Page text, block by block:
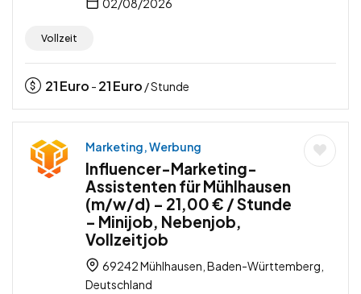
02/08/2026
Vollzeit
21Euro - 21Euro / Stunde
Marketing, Werbung
Influencer-Marketing-
Assistenten für Mühlhausen
(m/w/d) – 21,00 € / Stunde
– Minijob, Nebenjob,
Vollzeitjob
69242 Mühlhausen, Baden-Württemberg,
Deutschland